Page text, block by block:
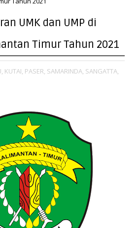
UMK dan UMP di
Timur Tahun 2021
KUTAI, PASER, SAMARINDA, SANGATTA,